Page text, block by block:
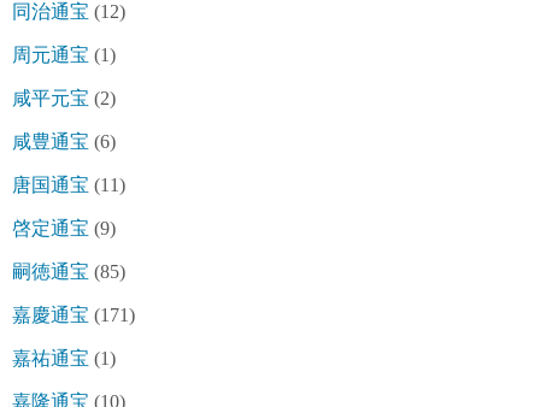
同治通宝 (12)
周元通宝 (1)
咸平元宝 (2)
咸豊通宝 (6)
唐国通宝 (11)
啓定通宝 (9)
嗣徳通宝 (85)
嘉慶通宝 (171)
嘉祐通宝 (1)
嘉隆通宝 (10)